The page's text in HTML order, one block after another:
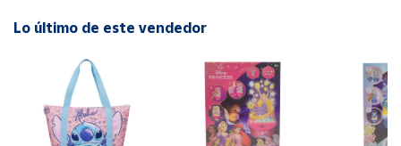
Lo último de este vendedor